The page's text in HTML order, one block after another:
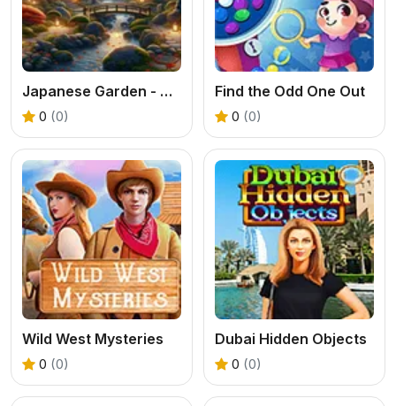
Japanese Garden - Hidden Secrets
0 (0)
Find the Odd One Out
0 (0)
Wild West Mysteries
0 (0)
Dubai Hidden Objects
0 (0)